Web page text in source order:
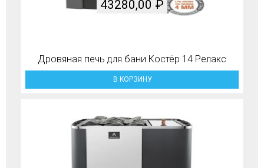
Дровяная печь для бани Костёр 14 Релакс
43280,00 ₽
В КОРЗИНУ